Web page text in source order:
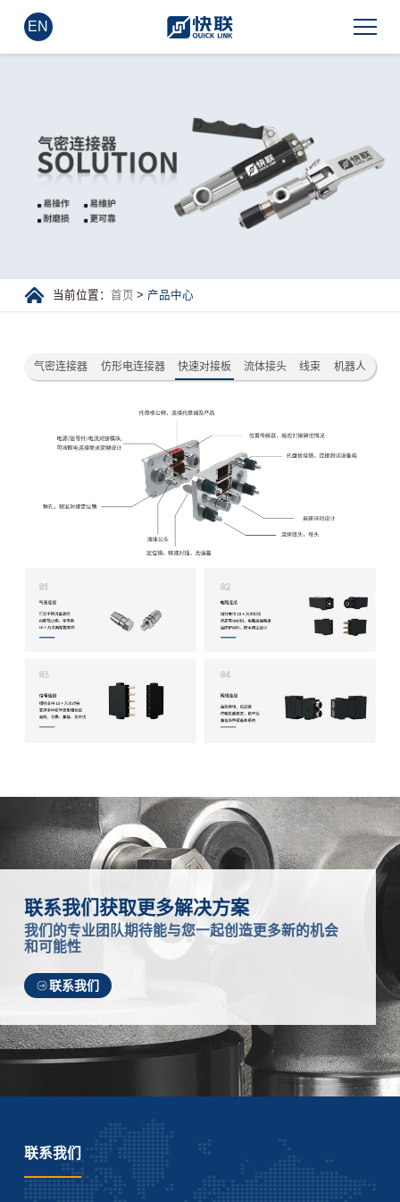
EN
当前位置：首页 > 产品中心
气密连接器 仿形电连接器 快速对接板 流体接头 线束 机器人
联系我们获取更多解决方案
我们的专业团队期待能与您一起创造更多新的机会
和可能性
联系我们
联系我们